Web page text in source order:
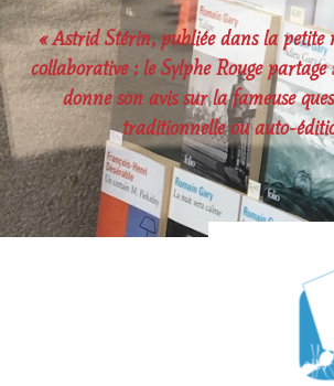
« Astrid Stérin, publiée dans la petite
collaborative : le Sylphe Rouge partage
donne son avis sur la fameuse
traditionnelle ou auto-